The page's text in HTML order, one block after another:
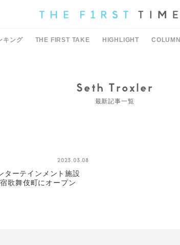
キング THE FIRST TAKE HIGHLIGHT COLUMN
Seth Troxler
最新記事一覧
2023.03.08
ターテインメント施設
歌舞伎町にオープン